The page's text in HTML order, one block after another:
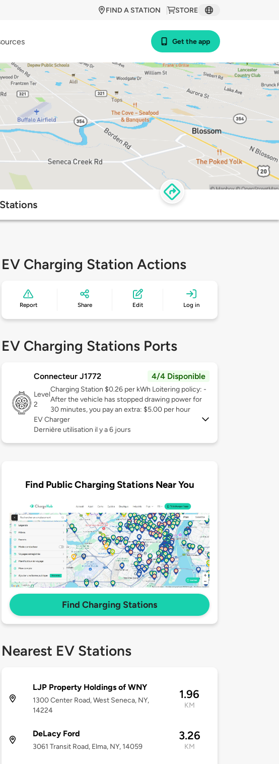
STORE
FIND A STATION
Get the app
EV Charging Station Actions
Report Share Edit Log in
EV Charging Stations Ports
Connecteur J1772 4/4 Disponible
Level
2
Charging Station $0.26 per kWh Loitering policy: -
After the vehicle has stopped drawing power for
30 minutes, you pay an extra: $5.00 per hour
EV Charger
Dernière utilisation il y a 6 jours
Find Public Charging Stations Near You
Find Charging Stations
Nearest EV Stations
LJP Property Holdings of WNY
1300 Center Road, West Seneca, NY,
14224
1.96
KM
DeLacy Ford
3061 Transit Road, Elma, NY, 14059
3.26
KM